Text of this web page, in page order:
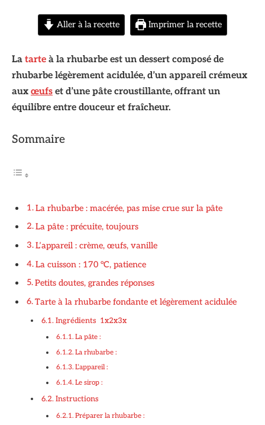
Aller à la recette Imprimer la recette
La tarte à la rhubarbe est un dessert composé de
rhubarbe légèrement acidulée, d’un appareil crémeux
aux œufs et d’une pâte croustillante, offrant un
équilibre entre douceur et fraîcheur.
Sommaire
La rhubarbe : macérée, pas mise crue sur la pâte
La pâte : précuite, toujours
L’appareil : crème, œufs, vanille
La cuisson : 170 °C, patience
Petits doutes, grandes réponses
Tarte à la rhubarbe fondante et légèrement acidulée
Ingrédients 1x2x3x
La pâte :
La rhubarbe :
L’appareil :
Le sirop :
Instructions
Préparer la rhubarbe :